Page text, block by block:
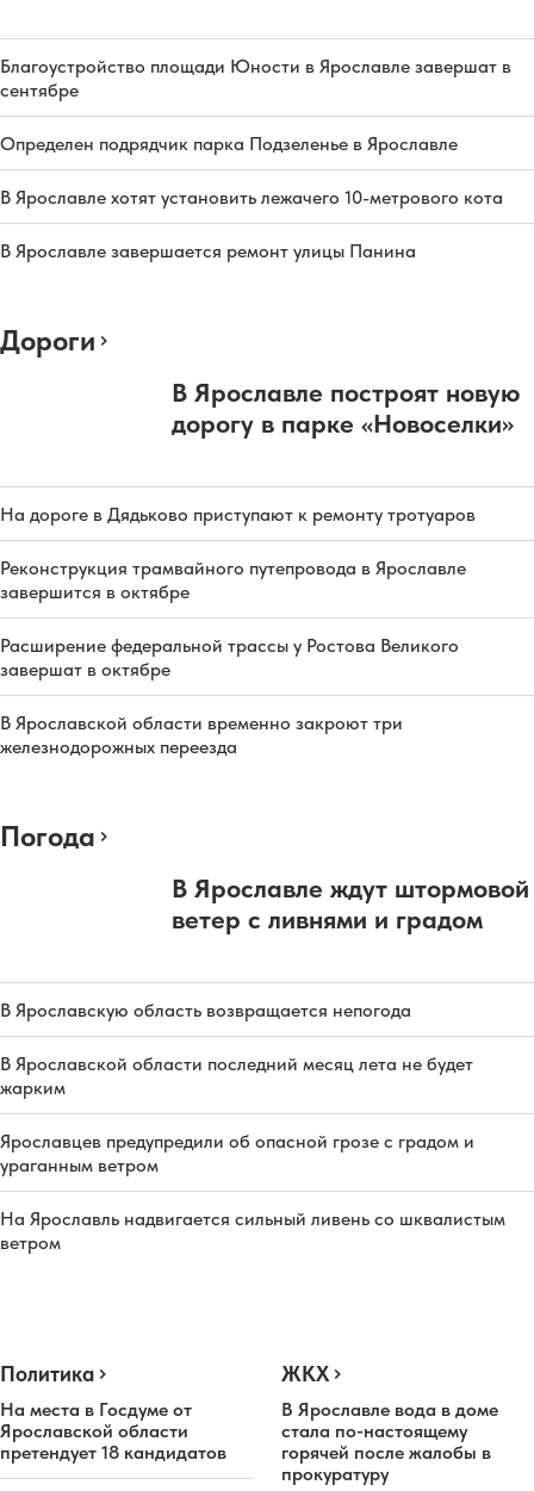
Благоустройство площади Юности в Ярославле завершат в
сентябре
Определен подрядчик парка Подзеленье в Ярославле
В Ярославле хотят установить лежачего 10-метрового кота
В Ярославле завершается ремонт улицы Панина
Дороги
В Ярославле построят новую
дорогу в парке «Новоселки»
На дороге в Дядьково приступают к ремонту тротуаров
Реконструкция трамвайного путепровода в Ярославле
завершится в октябре
Расширение федеральной трассы у Ростова Великого
завершат в октябре
В Ярославской области временно закроют три
железнодорожных переезда
Погода
В Ярославле ждут штормовой
ветер с ливнями и градом
В Ярославскую область возвращается непогода
В Ярославской области последний месяц лета не будет
жарким
Ярославцев предупредили об опасной грозе с градом и
ураганным ветром
На Ярославль надвигается сильный ливень со шквалистым
ветром
Политика
На места в Госдуме от
Ярославской области
претендует 18 кандидатов
ЖКХ
В Ярославле вода в доме
стала по-настоящему
горячей после жалобы в
прокуратуру